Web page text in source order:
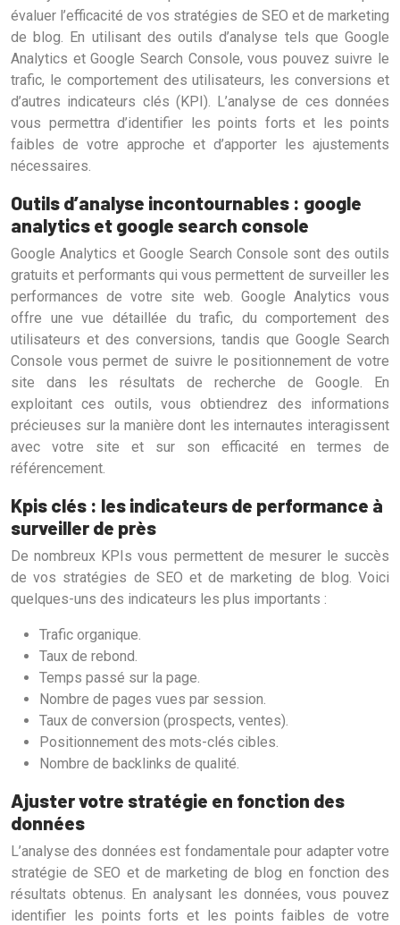
évaluer l’efficacité de vos stratégies de SEO et de marketing
de blog. En utilisant des outils d’analyse tels que Google
Analytics et Google Search Console, vous pouvez suivre le
trafic, le comportement des utilisateurs, les conversions et
d’autres indicateurs clés (KPI). L’analyse de ces données
vous permettra d’identifier les points forts et les points
faibles de votre approche et d’apporter les ajustements
nécessaires.
Outils d’analyse incontournables : google
analytics et google search console
Google Analytics et Google Search Console sont des outils
gratuits et performants qui vous permettent de surveiller les
performances de votre site web. Google Analytics vous
offre une vue détaillée du trafic, du comportement des
utilisateurs et des conversions, tandis que Google Search
Console vous permet de suivre le positionnement de votre
site dans les résultats de recherche de Google. En
exploitant ces outils, vous obtiendrez des informations
précieuses sur la manière dont les internautes interagissent
avec votre site et sur son efficacité en termes de
référencement.
Kpis clés : les indicateurs de performance à
surveiller de près
De nombreux KPIs vous permettent de mesurer le succès
de vos stratégies de SEO et de marketing de blog. Voici
quelques-uns des indicateurs les plus importants :
Trafic organique.
Taux de rebond.
Temps passé sur la page.
Nombre de pages vues par session.
Taux de conversion (prospects, ventes).
Positionnement des mots-clés cibles.
Nombre de backlinks de qualité.
Ajuster votre stratégie en fonction des
données
L’analyse des données est fondamentale pour adapter votre
stratégie de SEO et de marketing de blog en fonction des
résultats obtenus. En analysant les données, vous pouvez
identifier les points forts et les points faibles de votre